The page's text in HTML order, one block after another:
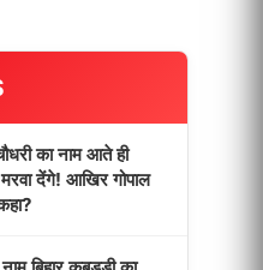
का नाम आते ही
देंगे! आखिर गोपाल